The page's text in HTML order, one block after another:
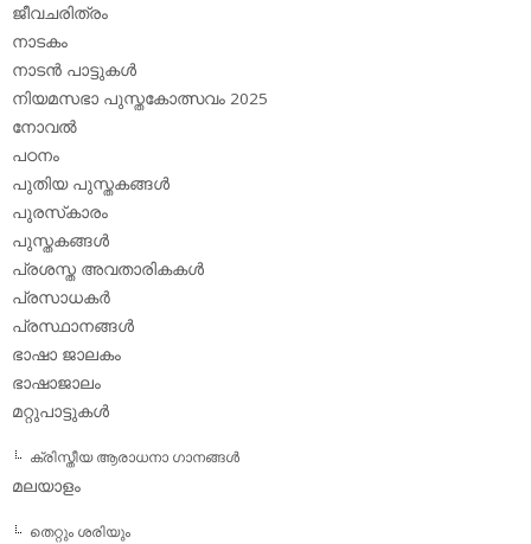
ജീവചരിത്രം
നാടകം
നാടന്‍ പാട്ടുകള്‍
നിയമസഭാ പുസ്തകോത്സവം 2025
നോവല്‍
പഠനം
പുതിയ പുസ്തകങ്ങള്‍
പുരസ്‌കാരം
പുസ്തകങ്ങള്‍
പ്രശസ്ത അവതാരികകള്‍
പ്രസാധകര്‍
പ്രസ്ഥാനങ്ങള്‍
ഭാഷാ ജാലകം
ഭാഷാജാലം
മറ്റുപാട്ടുകള്‍
ക്രിസ്തീയ ആരാധനാ ഗാനങ്ങള്‍
മലയാളം
തെറ്റും ശരിയും